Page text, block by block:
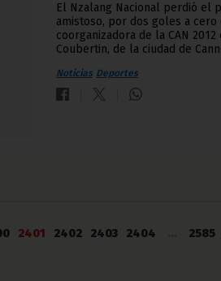
El Nzalang Nacional perdió el
amistoso, por dos goles a
coorganizadora de la CAN
Coubertin, de la ciudad de
Noticias Deportes
2401 2402 2403 2404 2585